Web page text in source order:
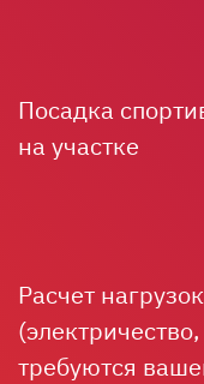
Посадка
на участке
Расчет
требуются